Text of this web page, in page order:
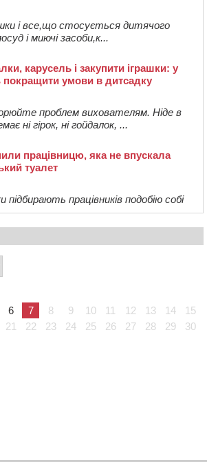
і все,що стосується дитячого
і миючі засоби,к...
карусель і закупити іграшки: у
покращити умови в дитсадку
проблем вихователям. Ніде в
ні гірок, ні гойдалок, ...
працівницю, яка не впускала
туалет
підбирають працівників подобію собі
6 7 8 9 10 11 12 13 14
15
21 22 23 24 25 26 27 28 29
30